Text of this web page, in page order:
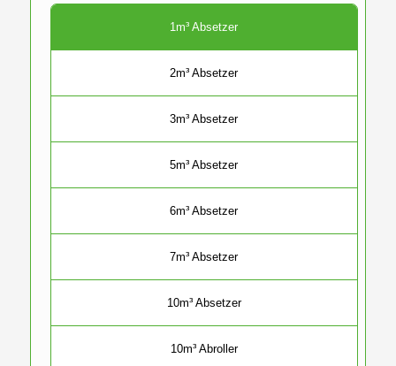
1m³ Absetzer
2m³ Absetzer
3m³ Absetzer
5m³ Absetzer
6m³ Absetzer
7m³ Absetzer
10m³ Absetzer
10m³ Abroller